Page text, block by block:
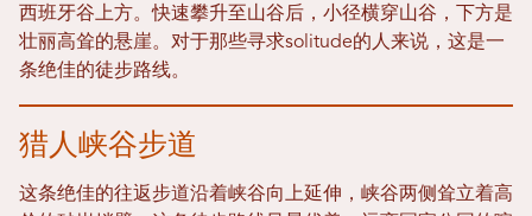
西班牙谷上方。快速攀升至山谷后，小径横穿山谷，下方是
壮丽高耸的悬崖。对于那些寻求solitude的人来说，这是一
条绝佳的徒步路线。
猎人峡谷步道
这条绝佳的往返步道沿着峡谷向上延伸，峡谷两侧耸立着高